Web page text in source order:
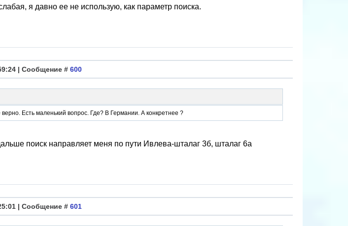
я давно ее не использую, как параметр поиска.
| Сообщение # 600
Есть маленький вопрос. Где? В Германии. А конкретнее ?
поиск направляет меня по пути Ивлева-шталаг 3б, шталаг 6а
| Сообщение # 601